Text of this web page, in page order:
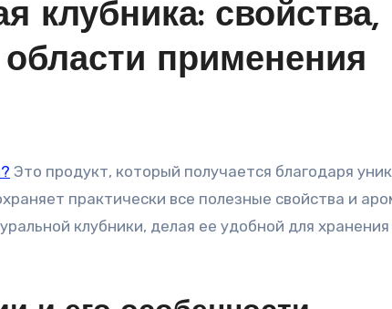
клубника: свойства,
применения
Это продукт, который получается благодаря
практически все полезные свойства и
клубники, делая ее удобной для